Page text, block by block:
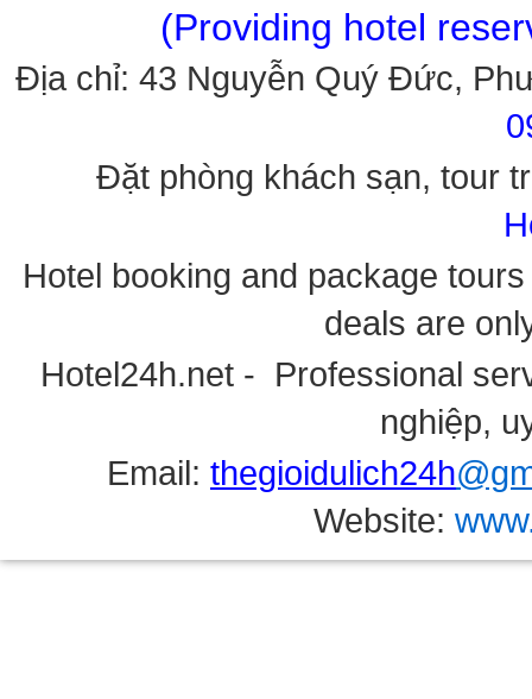
(Providing hotel
Địa chỉ: 43 Nguyễn Quý Đức,
Đặt phòng khách sạn, tour
Hotel booking and package
deals are
Hotel24h.net - Professional
nghiệp,
Email: thegioidulich24h
Website: